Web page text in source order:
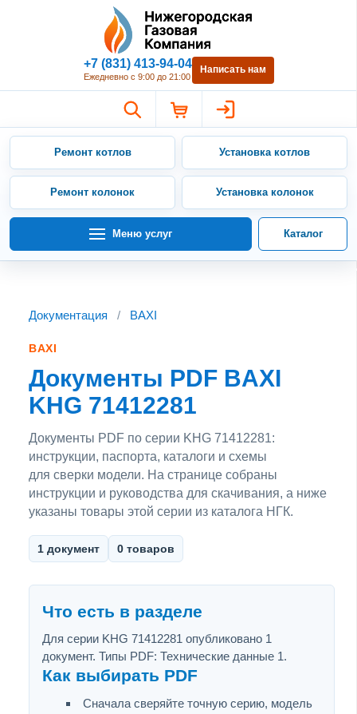
Нижегородская Газовая
+7 (831) 413-94-04
Ежедневно с 9:00 до 21:00
Написать нам
Ремонт котлов Установка котлов
Ремонт колонок Установка колонок
Меню услуг Каталог
Документация / BAXI
BAXI
Документы PDF BAXI
KHG 71412281
Документы PDF по серии KHG 71412281:
инструкции, паспорта, каталоги и схемы
для сверки модели. На странице собраны
инструкции и руководства для скачивания, а ниже
указаны товары этой серии из каталога НГК.
1 документ 0 товаров
Что есть в разделе
Для серии KHG 71412281 опубликовано 1
документ. Типы PDF: Технические данные 1.
Как выбирать PDF
Сначала сверяйте точную серию, модель